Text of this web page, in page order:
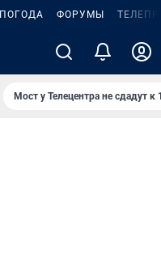
ПОГОДА ФОРУМЫ
Мост у Телецентра не сдадут к